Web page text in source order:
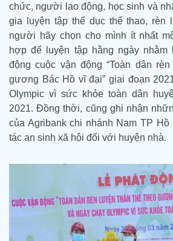
chức, người lao động, học sinh và
gia luyện tập thể dục thể thao, rèn
người hãy chọn cho mình ít nhất
hợp để luyện tập hằng ngày
động cuộc vận động “Toàn dân
gương Bác Hồ vĩ đại” giai đoạn
Olympic vì sức khỏe toàn dân
2021. Đồng thời, cũng ghi nhận
của Agribank chi nhánh Nam TP Hồ
tác an sinh xã hội đối với huyện nhà.